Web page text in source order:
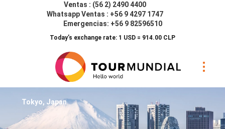
Ventas : (56 2) 2490 4400
Whatsapp Ventas : +56 9 4297 1747
Emergencias: +56 9 82596510
Today’s exchange rate: 1 USD = 914.00 CLP
Tokyo, Japan